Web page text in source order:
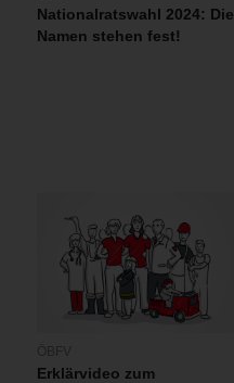
Nationalratswahl 2024: Die
Namen stehen fest!
Erklärvideo zum